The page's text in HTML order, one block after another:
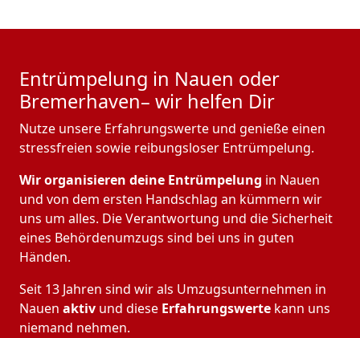
Entrümpelung in Nauen oder
Bremer­haven– wir helfen Dir
Nutze unsere Erfahrungswerte und genieße einen
stressfreien sowie reibungsloser Entrümpelung.
Wir organisieren deine Entrümpelung in Nauen
und von dem ersten Handschlag an kümmern wir
uns um alles. Die Verantwortung und die Sicherheit
eines Behördenumzugs sind bei uns in guten
Händen.
Seit 13 Jahren sind wir als Umzugsunternehmen in
Nauen aktiv und diese Erfahrungswerte kann uns
niemand nehmen.